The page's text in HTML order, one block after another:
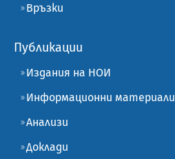
Връзки
Публикации
Издания на НОИ
Информационни материали
Анализи
Доклади